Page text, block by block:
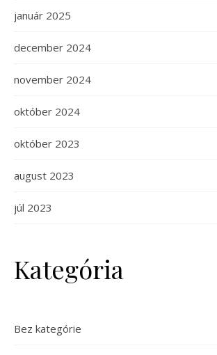
január 2025
december 2024
november 2024
október 2024
október 2023
august 2023
júl 2023
Kategória
Bez kategórie